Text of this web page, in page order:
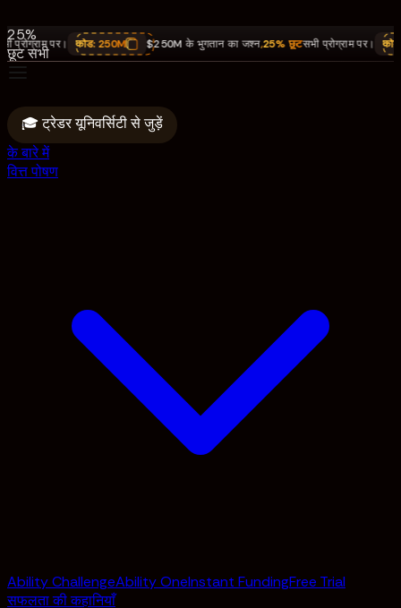
25%
छूट सभी
कोड:
250M
पर। कोड: 250M $250M के भुगतान का जश्न,25% छूटसभी प्रोग्राम पर। कोड:
🎓 ट्रेडर यूनिवर्सिटी से जुड़ें
के बारे में
वित्त पोषण
Ability ChallengeAbility OneInstant FundingFree Trial
सफलता की कहानियाँ